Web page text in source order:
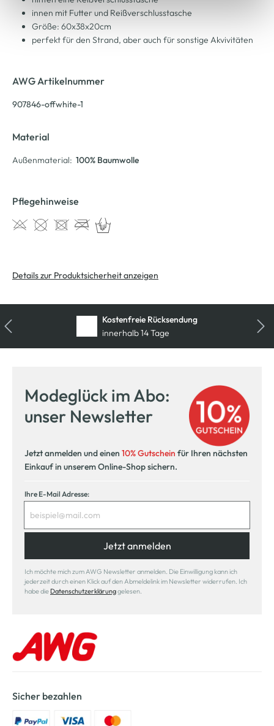
innen mit Futter und Reißverschlusstasche
Größe: 60x38x20cm
perfekt für den Strand, aber auch für sonstige Akvivitäten
AWG Artikelnummer
907846-offwhite-1
Material
Außenmaterial: 100% Baumwolle
Pflegehinweise
Details zur Produktsicherheit anzeigen
Kostenfreie Rücksendung
innerhalb 14 Tage
Modeglück im Abo:
unser Newsletter
Jetzt anmelden und einen 10% Gutschein für Ihren nächsten
Einkauf in unserem Online-Shop sichern.
Ihre E-Mail Adresse:
Jetzt anmelden
Ich möchte mich zum AWG Newsletter anmelden. Die Einwilligung kann ich
jederzeit durch einen Klick auf den Abmeldelink im Newsletter widerrufen. Ich
habe die Datenschutzerklärunggelesen.
Sicher bezahlen